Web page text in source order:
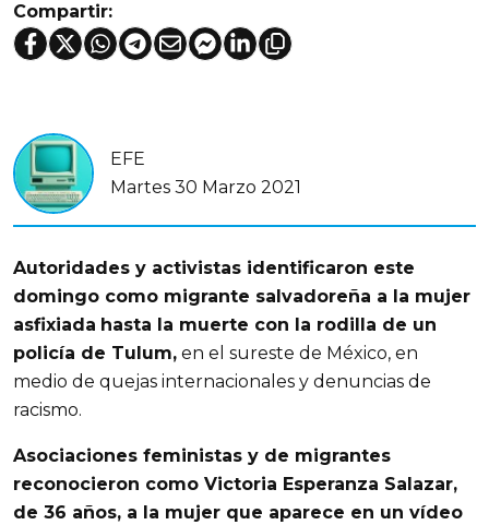
Compartir:
EFE
Martes 30 Marzo 2021
Autoridades y activistas identificaron este
domingo como migrante salvadoreña a la mujer
asfixiada hasta la muerte con la rodilla de un
policía de Tulum, en el sureste de México, en
medio de quejas internacionales y denuncias de
racismo.
Asociaciones feministas y de migrantes
reconocieron como Victoria Esperanza Salazar,
de 36 años, a la mujer que aparece en un vídeo